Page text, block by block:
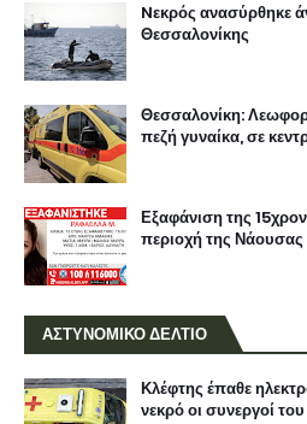
Nεκρός ανασύρθηκε
Θεσσαλονίκης
Θεσσαλονίκη:
πεζή γυναίκα, σε
Εξαφάνιση της
περιοχή της
ΑΣΤΥΝΟΜΙΚΟ ΔΕΛΤΙΟ
Κλέφτης έπαθε
νεκρό οι συνεργοί του